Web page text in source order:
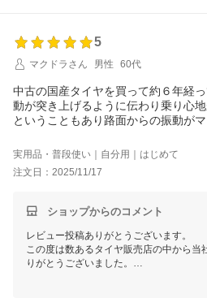
5
マクドラさん
男性 60代
中古の国産タイヤを買って約６年経
動が突き上げるように伝わり乗り心
ということもあり路面からの振動が
になりました。さらに発進時もタイ
る感覚が復活して快適になりました。
状態の良い国産中古タイヤも検討し
品タイヤと値段がさほど変わらない
やはり国産が良いですね。
実用品・普段使い｜自分用｜はじめて
注文日：2025/11/17
ショップからのコメント
レビュー投稿ありがとうございます。
この度は数あるタイヤ販売店の中から当
りがとうございました。
今後ともお客様に満足頂けるような対